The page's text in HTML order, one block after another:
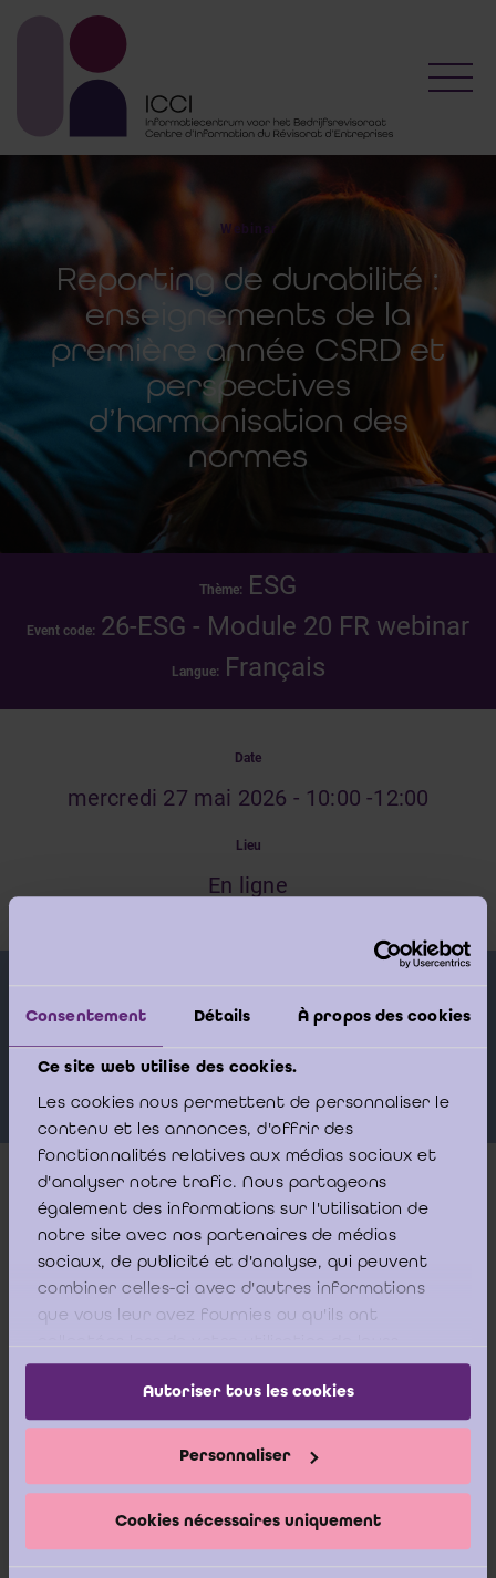
Consentement Détails À propos des cookies
Ce site web utilise des cookies.
Les cookies nous permettent de personnaliser le
contenu et les annonces, d'offrir des
fonctionnalités relatives aux médias sociaux et
d'analyser notre trafic. Nous partageons
également des informations sur l'utilisation de
notre site avec nos partenaires de médias
sociaux, de publicité et d'analyse, qui peuvent
combiner celles-ci avec d'autres informations
que vous leur avez fournies ou qu'ils ont
services.
Autoriser tous les cookies
Personnaliser
Cookies nécessaires uniquement
Webinar
Reporting de durabilité :
enseignements de la
première année CSRD et
perspectives
d’harmonisation des
normes
Thème: ESG
Event code: 26-ESG - Module 20 FR webinar
Langue: Français
Date
mercredi 27 mai 2026 - 10:00 -12:00
Lieu
En ligne
Orateurs
OLINGER Valérie
Plus d'infos
Le webinaire sera structuré comme suit :
1. Leçons de la première année de reporting CSRD